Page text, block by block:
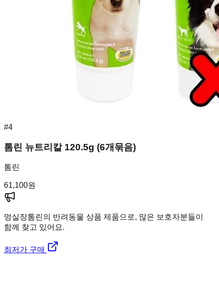
#4
톰린 뉴트리칼 120.5g (6개묶음)
톰린
61,100원
멍실장톰린의 반려동물 상품 제품으로, 많은 보호자분들이
함께 찾고 있어요.
최저가 구매